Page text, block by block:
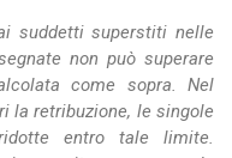
suddetti superstiti nelle
non può superare
come sopra. Nel
la retribuzione, le singole
entro tale limite.